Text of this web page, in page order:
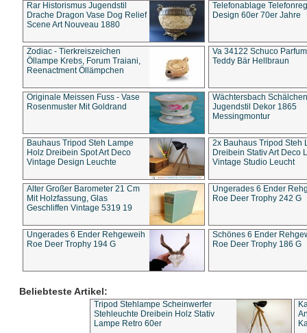
Rar Historismus Jugendstil
Drache Dragon Vase Dog Relief
Scene Art Nouveau 1880
Telefonablage
Design 60er 70er Jahre
Zodiac - Tierkreiszeichen
Öllampe Krebs, Forum Traiani,
Reenactment Öllämpchen
Va 34122 Schuco
Teddy Bär Hellbraun
Originale Meissen Fuss - Vase
Rosenmuster Mit Goldrand
Wächtersbach Schälchen
Jugendstil Dekor 1865
Messingmontur
Bauhaus Tripod Steh Lampe
Holz Dreibein Spot Art Deco
Vintage Design Leuchte
2x Bauhaus Tripod Steh
Dreibein Stativ Art Deco
Vintage Studio Leucht
Alter Großer Barometer 21 Cm
Mit Holzfassung, Glas
Geschliffen Vintage 5319 19
Ungerades 6 Ender
Roe Deer Trophy 242 G
Ungerades 6 Ender Rehgeweih
Roe Deer Trophy 194 G
Schönes 6 Ender
Roe Deer Trophy 186 G
Beliebteste Artikel:
Tripod Stehlampe Scheinwerfer
Stehleuchte Dreibein Holz Stativ
Lampe Retro 60er